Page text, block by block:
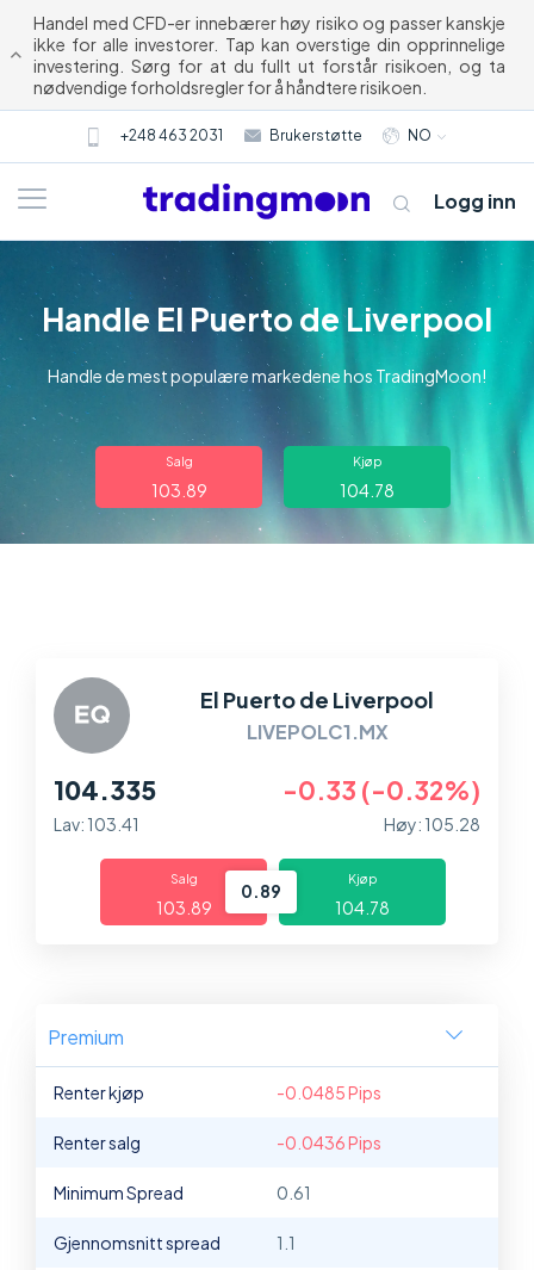
Handel med CFD-er innebærer høy risiko og passer kanskje
ikke for alle investorer. Tap kan overstige din opprinnelige
investering. Sørg for at du fullt ut forstår risikoen, og ta
nødvendige forholdsregler for å håndtere risikoen.
+248 463 2031 Brukerstøtte NO
Om oss
Hjelp og info
Logg inn
Handle El Puerto de Liverpool
Handle de mest populære markedene hos TradingMoon!
Salg
103.89
Kjøp
104.78
El Puerto de Liverpool
LIVEPOLC1.MX
104.335 -0.33 (-0.32%)
Lav: 103.41 Høy: 105.28
Salg
103.89
0.89
Kjøp
104.78
Premium
Renter kjøp -0.0485 Pips
Renter salg -0.0436 Pips
Minimum Spread 0.61
Gjennomsnitt spread 1.1